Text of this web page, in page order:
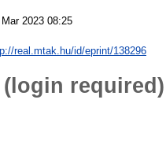
2023 08:25
real.mtak.hu/id/eprint/138296
required)